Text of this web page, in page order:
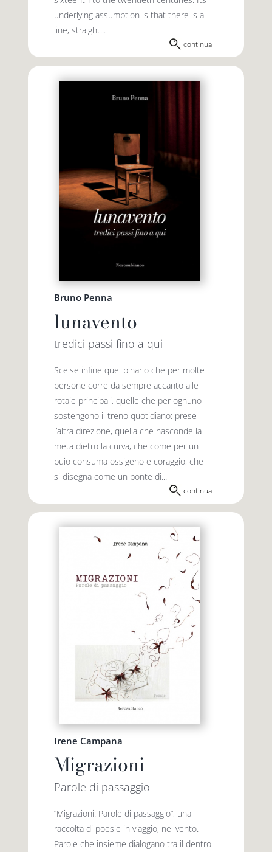
underlying assumption is that there is a
line, straight...
continua
Bruno Penna
lunavento
tredici passi fino a qui
Scelse infine quel binario che per molte
persone corre da sempre accanto alle
rotaie principali, quelle che per ognuno
sostengono il treno quotidiano: prese
l’altra direzione, quella che nasconde la
meta dietro la curva, che come per un
buio consuma ossigeno e coraggio, che
si disegna come un ponte di...
continua
Irene Campana
Migrazioni
Parole di passaggio
“Migrazioni. Parole di passaggio”, una
raccolta di poesie in viaggio, nel vento.
Parole che insieme dialogano tra il dentro